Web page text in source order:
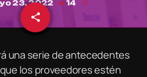
23, 2022 14
share
email
una serie de antecedentes
los proveedores estén